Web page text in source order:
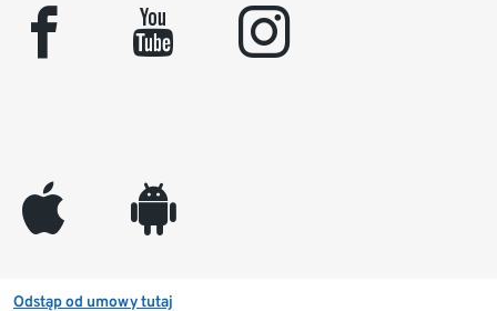
facebook youtube instagram
appleinc android
Odstąp od umowy tutaj